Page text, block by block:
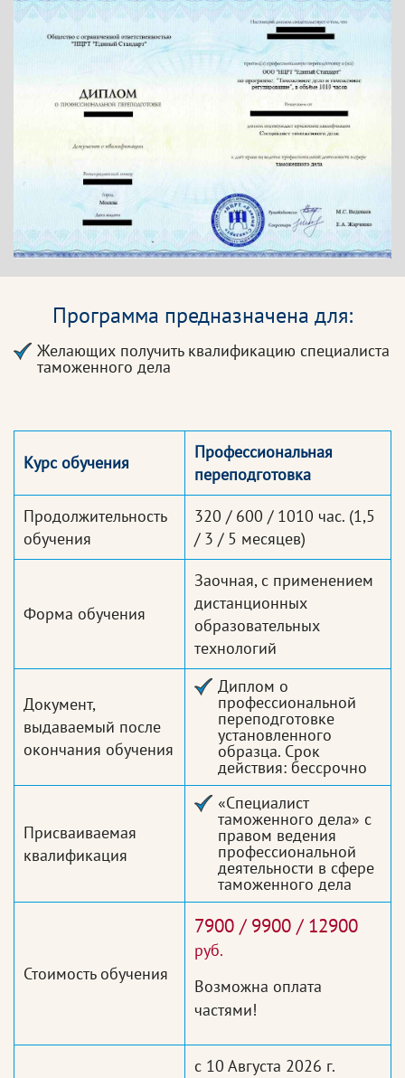
Программа предназначена для:
Желающих получить квалификацию специалиста
таможенного дела
Курс обучения
Профессиональная
переподготовка
Продолжительность
обучения
320 / 600 / 1010 час. (1,5
/ 3 / 5 месяцев)
Форма обучения
Заочная, с применением
дистанционных
образовательных
технологий
Документ,
выдаваемый после
окончания обучения
Диплом о
профессиональной
переподготовке
установленного
образца. Срок
действия: бессрочно
Присваиваемая
квалификация
«Специалист
таможенного дела» с
правом ведения
профессиональной
деятельности в сфере
таможенного дела
Стоимость обучения
7900 / 9900 / 12900
руб.
Возможна оплата
частями!
с 10 Августа 2026 г.